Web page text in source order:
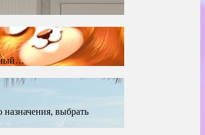
выбрать